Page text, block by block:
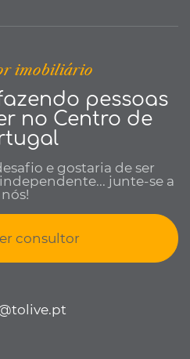
imobiliário
pessoas
no Centro de
e gostaria de ser
junte-se a
nós!
consultor